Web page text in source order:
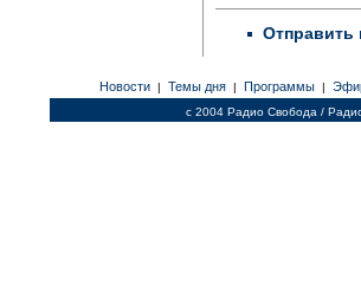
Отправить
Новости | Темы дня | Программы |
c 2004 Радио Свобода /